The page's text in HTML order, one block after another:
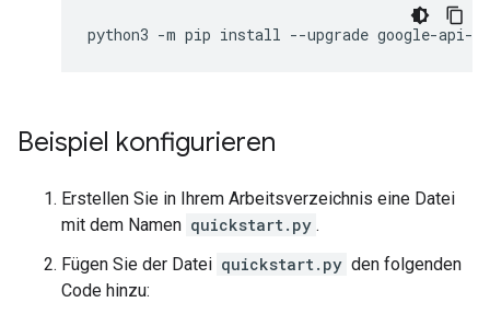
python3 -m pip install --upgrade google-api-
Beispiel konfigurieren
Erstellen Sie in Ihrem Arbeitsverzeichnis eine Datei
mit dem Namen quickstart.py .
Fügen Sie der Datei quickstart.py den folgenden
Code hinzu: